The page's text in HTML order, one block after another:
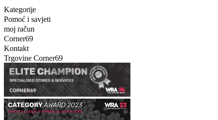
Kategorije
Pomoć i savjeti
moj račun
Corner69
Kontakt
Trgovine Corner69